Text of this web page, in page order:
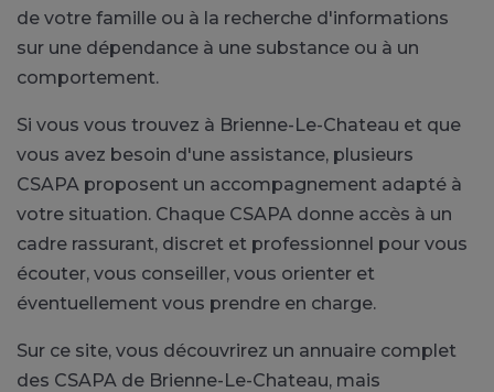
de votre famille ou à la recherche d'informations
sur une dépendance à une substance ou à un
comportement.
Si vous vous trouvez à Brienne-Le-Chateau et que
vous avez besoin d'une assistance, plusieurs
CSAPA proposent un accompagnement adapté à
votre situation. Chaque CSAPA donne accès à un
cadre rassurant, discret et professionnel pour vous
écouter, vous conseiller, vous orienter et
éventuellement vous prendre en charge.
Sur ce site, vous découvrirez un annuaire complet
des CSAPA de Brienne-Le-Chateau, mais